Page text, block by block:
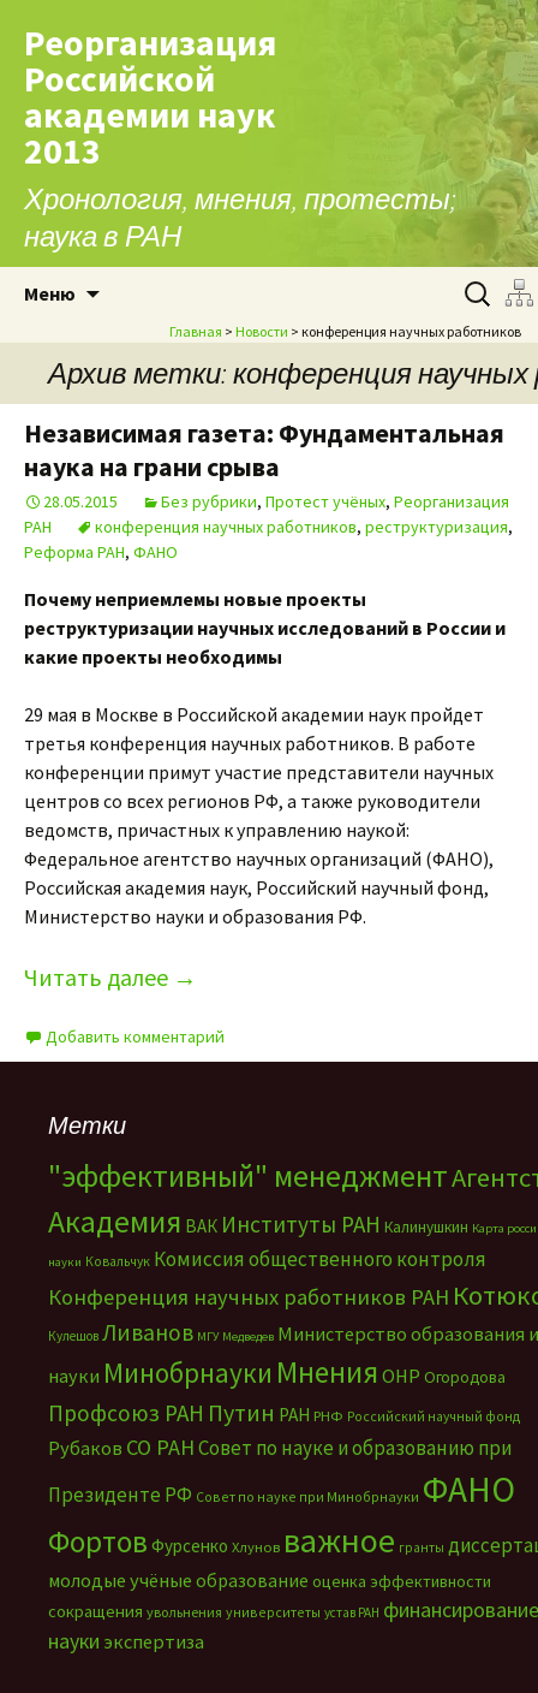
Реорганизация
Российской
академии наук
2013
Хронология, мнения, протесты;
наука в РАН
Меню Найти:
Главная > Новости > конференция научных работников
Архив метки: конференция
Независимая газета: Фундаментальная
наука на грани срыва
28.05.2015 Без рубрики, Протест учёных, Реорганизация
РАН
конференция научных работников, реструктуризация,
Реформа РАН, ФАНО
Почему неприемлемы новые проекты
реструктуризации научных исследований в России и
какие проекты необходимы
29 мая в Москве в Российской академии наук пройдет
третья конференция научных работников. В работе
конференции примут участие представители научных
центров со всех регионов РФ, а также руководители
ведомств, причастных к управлению наукой:
Федеральное агентство научных организаций (ФАНО),
Российская академия наук, Российский научный фонд,
Министерство науки и образования РФ.
Читать далее →
Добавить комментарий
Метки
"эффективный" менеджмент
Академия ВАК Институты РАН Калинушкин Карта
науки Ковальчук Комиссия общественного контроля
Конференция научных работников РАН
Кулешов Ливанов МГУ Медведев Министерство образования и
науки Минобрнауки Мнения ОНР Огородова
Профсоюз РАН Путин РАН РНФ Российский научный фонд
Рубаков СО РАНСовет по науке и образованию при
Президенте РФ Совет по науке при Минобрнауки ФАНО
Фортов Фурсенко Хлунов важное гранты
молодые учёные образование оценка эффективности
сокращения увольнения университеты устав РАН финансирование
науки экспертиза